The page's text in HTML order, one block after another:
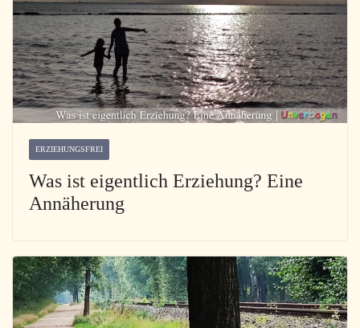
ERZIEHUNGSFREI
Was ist eigentlich Erziehung? Eine
Annäherung